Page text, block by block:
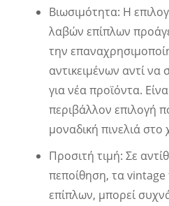
Βιωσιμότητα: Η
λαβών επίπλων
την
αντικειμένων αντί
για νέα προϊόντα.
περιβάλλον επιλογή
μοναδική πινελιά
Προσιτή τιμή: Σε
πεποίθηση, τα
επίπλων, μπορεί